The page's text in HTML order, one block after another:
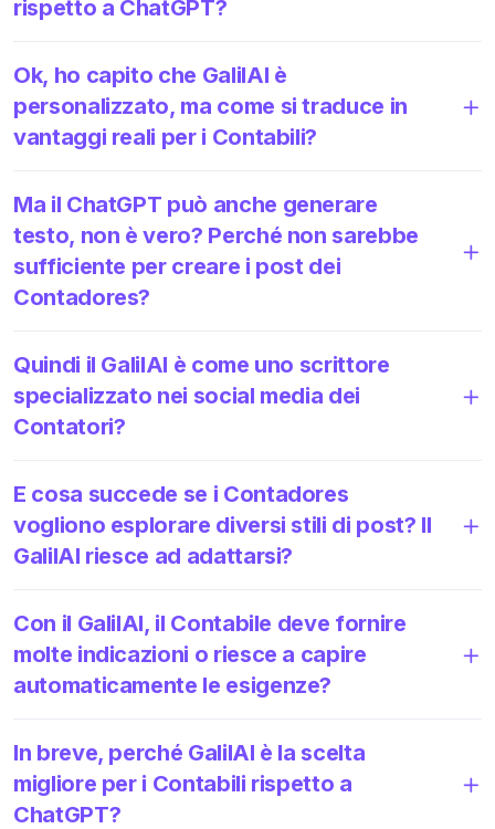
rispetto a ChatGPT?
Ok, ho capito che GalilAI è
personalizzato, ma come si traduce in
vantaggi reali per i Contabili?
Ma il ChatGPT può anche generare
testo, non è vero? Perché non sarebbe
sufficiente per creare i post dei
Contadores?
Quindi il GalilAI è come uno scrittore
specializzato nei social media dei
Contatori?
E cosa succede se i Contadores
vogliono esplorare diversi stili di post? Il
GalilAI riesce ad adattarsi?
Con il GalilAI, il Contabile deve fornire
molte indicazioni o riesce a capire
automaticamente le esigenze?
In breve, perché GalilAI è la scelta
migliore per i Contabili rispetto a
ChatGPT?